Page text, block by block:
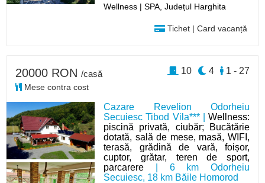
Wellness | SPA, Județul Harghita
Tichet | Card vacanță
Cazare Revelion Odorheiu
Secuiesc Tibod Vila*** | Wellness:
piscină privată, ciubăr; Bucătărie
dotată, sală de mese, masă, WIFI,
terasă, grădină de vară, foișor,
cuptor, grătar, teren de sport,
parcarere | 6 km Odorheiu
Secuiesc, 18 km Băile Homorod
20000 RON /casă
Mese contra cost
1 - 27
4
10